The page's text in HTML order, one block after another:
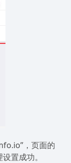
，页面的
置成功。